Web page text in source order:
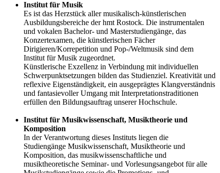
Institut für Musik
Es ist das Herzstück aller musikalisch-künstlerischen
Ausbildungsbereiche der hmt Rostock. Die instrumentalen
und vokalen Bachelor- und Masterstudiengänge, das
Konzertexamen, die künstlerischen Fächer
Dirigieren/Korrepetition und Pop-/Weltmusik sind dem
Institut für Musik zugeordnet.
Künstlerische Exzellenz in Verbindung mit individuellen
Schwerpunktsetzungen bilden das Studienziel. Kreativität und
reflexive Eigenständigkeit, ein ausgeprägtes Klangverständnis
und fantasievoller Umgang mit Interpretationstraditionen
erfüllen den Bildungsauftrag unserer Hochschule.
Institut für Musikwissenschaft, Musiktheorie und
Komposition
In der Verantwortung dieses Instituts liegen die
Studiengänge Musikwissenschaft, Musiktheorie und
Komposition, das musikwissenschaftliche und
musiktheoretische Seminar- und Vorlesungsangebot für alle